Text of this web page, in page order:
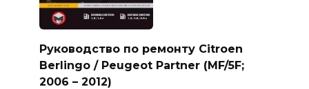
Руководство по ремонту Citroen
Berlingo / Peugeot Partner (MF/5F;
2006 – 2012)